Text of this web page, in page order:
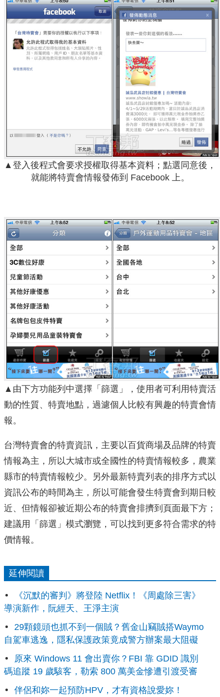
▲登入後程式會要求授權取得基本資料；點選同意後，
就能將特賣會情報發佈到 Facebook 上。
▲由下方功能列中選擇「篩選」，使用者可利用特賣活
動的性質、特賣地點，過濾個人比較有興趣的特賣會情
報。
台灣特賣會的特賣資訊，主要以百貨商場及品牌的特賣
情報為主，所以大城市或全國性的特賣情報較多，農業
縣市的特賣情報較少。另外最新特賣列表的排序方式以
資訊公布的時間為主，所以可能會發生特賣會到期日較
近、但情報卻被近期公布的特賣會排擠到頁面最下方；
建議用「篩選」模式瀏覽，可以找到更多符合需求的特
價情報。
延伸閱讀
《沉默的審判》將登陸 Netflix！《周處除三害》
導演新作，阮經天、王淨主演
29顆鏡頭也抓不到一個賊？舊金山竊賊搭Waymo
自駕車逃逸，隱私保護政策竟成警方辦案最大阻礙
原來 Windows 11 會出賣你？FBI 靠 GDID 識別
碼追蹤 19 歲駭客，勒索 800 萬美金慘遭引渡受審
伴侶和妳一起預防HPV，才有資格說愛妳！